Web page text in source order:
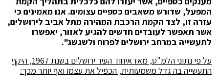
המפעל, שדורש משאבים כספיים עצומים. אנו מאמינים כי
עזרה זו, לצד הקמת הרכבת המהירה מתל אביב לירושלים,
אשר תאפשר לעובדים חדשים להגיע לאזור, יאפשרו
לתעשייה במרחב ירושלים לפרוח ולשגשג".
על פי נתוני הלמ"ס, מאז איחוד העיר ירושלים בשנת 1967, היקף
התעשייה בה גדל משמעותית, הכפיל את עצמו ואף יותר מכך: